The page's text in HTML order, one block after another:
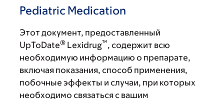
Pediatric Medication
Этот документ, предоставленный
UpToDate® Lexidrug™, содержит всю
необходимую информацию о препарате,
включая показания, способ применения,
побочные эффекты и случаи, при которых
необходимо связаться с вашим